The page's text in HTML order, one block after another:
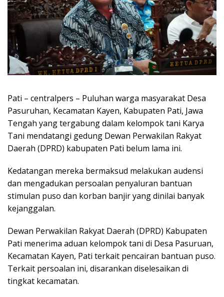
Pati – centralpers – Puluhan warga masyarakat Desa
Pasuruhan, Kecamatan Kayen, Kabupaten Pati, Jawa
Tengah yang tergabung dalam kelompok tani Karya
Tani mendatangi gedung Dewan Perwakilan Rakyat
Daerah (DPRD) kabupaten Pati belum lama ini.
Kedatangan mereka bermaksud melakukan audensi
dan mengadukan persoalan penyaluran bantuan
stimulan puso dan korban banjir yang dinilai banyak
kejanggalan.
Dewan Perwakilan Rakyat Daerah (DPRD) Kabupaten
Pati menerima aduan kelompok tani di Desa Pasuruan,
Kecamatan Kayen, Pati terkait pencairan bantuan puso.
Terkait persoalan ini, disarankan diselesaikan di
tingkat kecamatan.